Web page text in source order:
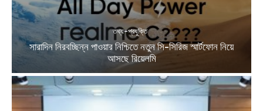
তথ্য-প্রযুক্তি
সারাদিন নিরবচ্ছিন্ন পাওয়ার নিশ্চিতে নতুন সি-সিরিজ স্মার্টফোন নিয়ে
আসছে রিয়েলমি